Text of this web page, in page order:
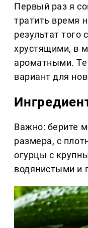
Первый раз я
тратить время
результат того
хрустящими, в
ароматными.
вариант для
Важно: берите
размера, с
огурцы с
водянистыми и